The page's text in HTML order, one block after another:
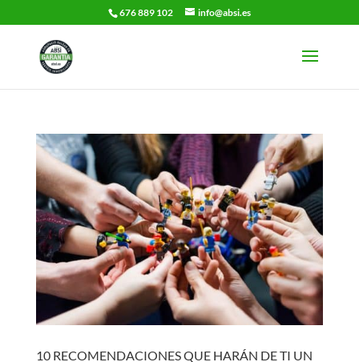
676 889 102 info@absi.es
10 RECOMENDACIONES QUE HARÁN DE TI UN